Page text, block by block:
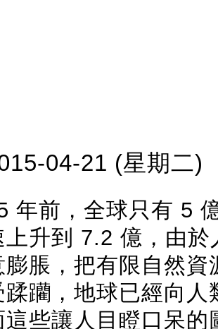
04-21 (星期二)
年前，全球只有 5
上升到 7.2 億，由於
膨脹，把有限自然
蹂躪，地球已經向
這些讓人目瞪口呆